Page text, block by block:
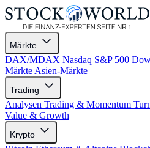
Märkte
DAX/MDAX Nasdaq S&P 500
Märkte Asien-Märkte
Trading
Analysen Trading & Momentum
Value & Growth
Krypto